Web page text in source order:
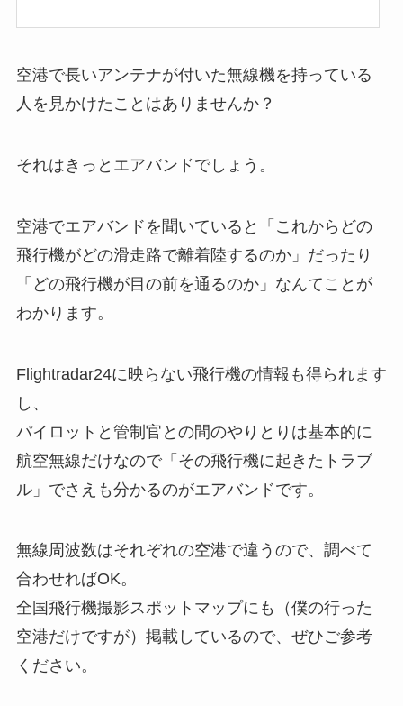
空港で長いアンテナが付いた無線機を持っている
人を見かけたことはありませんか？
それはきっとエアバンドでしょう。
空港でエアバンドを聞いていると「これからどの
飛行機がどの滑走路で離着陸するのか」だったり
「どの飛行機が目の前を通るのか」なんてことが
わかります。
Flightradar24に映らない飛行機の情報も得られます
し、
パイロットと管制官との間のやりとりは基本的に
航空無線だけなので「その飛行機に起きたトラブ
ル」でさえも分かるのがエアバンドです。
無線周波数はそれぞれの空港で違うので、調べて
合わせればOK。
全国飛行機撮影スポットマップにも（僕の行った
空港だけですが）掲載しているので、ぜひご参考
ください。